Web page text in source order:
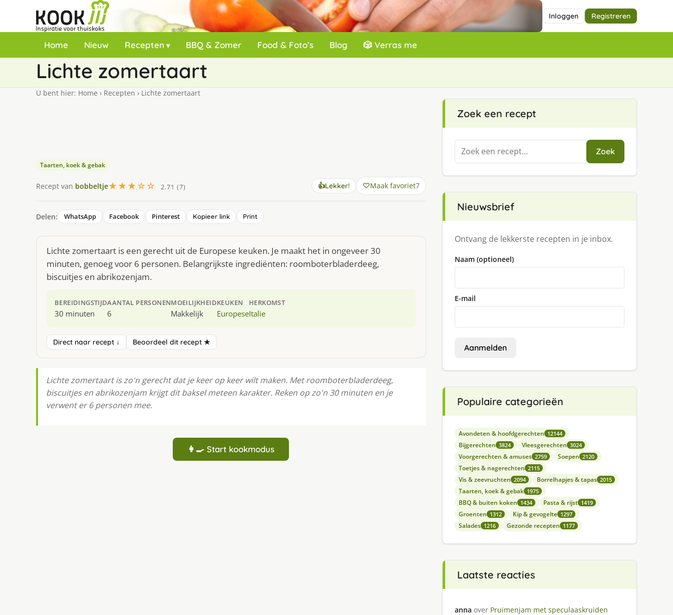
Inloggen Registreren
Home Nieuw Recepten BBQ & Zomer Food & Foto’s Blog 🎲 Verras me
Lichte zomertaart
U bent hier: Home › Recepten › Lichte zomertaart
Taarten, koek & gebak
Recept van bobbeltje★★★☆☆ 2.71 (7) 👍Lekker! Maak favoriet7
Delen: WhatsApp Facebook Pinterest Kopieer link Print
Lichte zomertaart is een gerecht uit de Europese keuken. Je maakt het in ongeveer 30
minuten, genoeg voor 6 personen. Belangrijkste ingrediënten: roomboterbladerdeeg,
biscuitjes en abrikozenjam.
BEREIDINGSTIJD
30 minuten
AANTAL PERSONEN
6
MOEILIJKHEID
Makkelijk
KEUKEN
Europese
HERKOMST
Italie
Direct naar recept ↓ Beoordeel dit recept ★
Lichte zomertaart is zo'n gerecht dat je keer op keer wilt maken. Met roomboterbladerdeeg,
biscuitjes en abrikozenjam krijgt dit baksel meteen karakter. Reken op zo'n 30 minuten en je
verwent er 6 personen mee.
👩‍🍳 Start kookmodus
Zoek een recept
Zoeken
naar:
Zoek
Nieuwsbrief
Ontvang de lekkerste recepten in je inbox.
Naam (optioneel)
E-mail
Aanmelden
Populaire categorieën
Avondeten & hoofdgerechten 12144
Bijgerechten 3824 Vleesgerechten 3024
Voorgerechten & amuses 2759 Soepen 2120
Toetjes & nagerechten 2115
Vis & zeevruchten 2094 Borrelhapjes & tapas 2015
Taarten, koek & gebak 1975
BBQ & buiten koken 1434 Pasta & rijst 1419
Groenten 1312 Kip & gevogelte 1297
Salades 1216 Gezonde recepten 1177
Laatste reacties
anna over Pruimenjam met speculaaskruiden